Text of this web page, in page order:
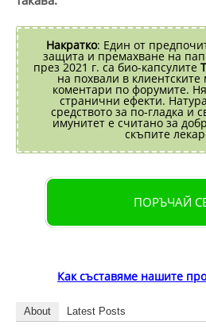
Накратко: Един от
защита и премахване на
през 2021 г. са био-капсулите
на похвали в
коментари по форумите.
странични ефекти.
средството за по-гладка и
имунитет е считано за
скъпите
ПОРЪЧАЙ
Как съставяме нашите
About Latest Posts